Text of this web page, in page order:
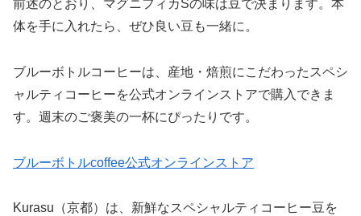
前述のとおり、マグニフィカSの味は豆で決まります。本
体を手に入れたら、ぜひ良い豆も一緒に。
ブルーボトルコーヒーは、産地・焙煎にこだわったスペシ
ャルティコーヒーを公式オンラインストアで購入できま
す。週末のご褒美の一杯にぴったりです。
ブルーボトルcoffee公式オンラインストア
Kurasu（京都）は、新鮮なスペシャルティコーヒー豆を